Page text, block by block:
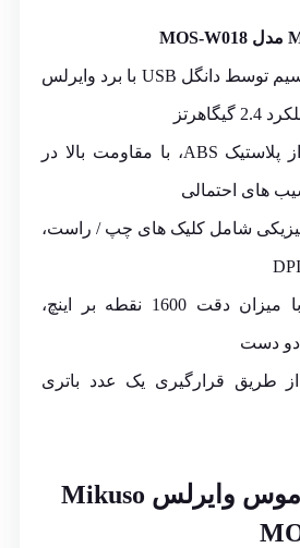
اتصال به صورت بی سیم توسط دانگل USB با برد وایرلس
متریال ساخت بدنه از پلاستیک ABS، با مقاومت بالا در
های احتمالی
کلید فیزیکی شامل کلیک های چپ / راست،
DPI
نوع حسگر اپتیکال با میزان دقت 1600 نقطه بر اینچ،
دو دست
طریق قرارگیری یک عدد باتری
وایرلس Mikuso